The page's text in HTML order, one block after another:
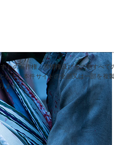
）の著作権、商標権及びその他すべ
く、本件サイトの全部又は一部を複
ます。